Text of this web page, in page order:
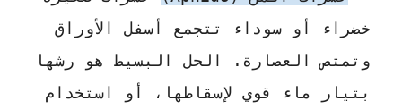
خضراء أو سوداء تتجمع أسفل الأوراق
وتمتص العصارة. الحل البسيط هو رشها
بتيار ماء قوي لإسقاطها، أو استخدام